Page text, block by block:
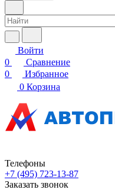
Войти
0
Сравнение
0
Избранное
0 Корзина
Телефоны
+7 (495) 723-13-87
Заказать звонок